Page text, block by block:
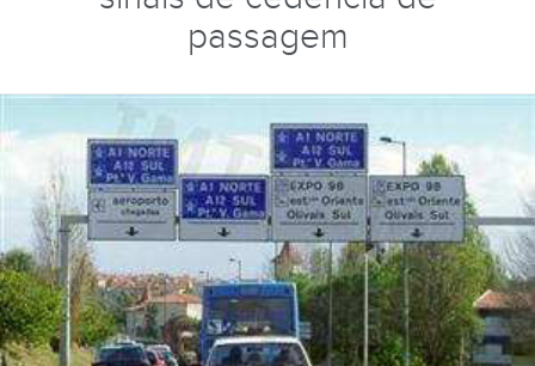
passagem